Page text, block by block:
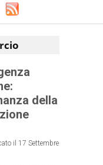
della
il 17 Settembre